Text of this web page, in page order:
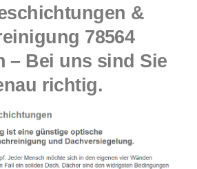
&
78564
– Bei uns sind Sie
richtig.